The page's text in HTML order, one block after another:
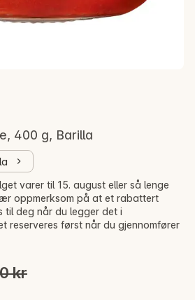
400 g, Barilla
kr
kr
kr
varer til 15. august eller så lenge
oppmerksom på at et rabattert
til deg når du legger det i
reserveres først når du gjennomfører